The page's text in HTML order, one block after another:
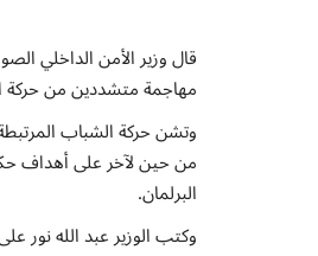
قال وزير الأمن الداخلي
مهاجمة متشددين من حركة
وتشن حركة الشباب
من حين لآخر على أهداف
البرلمان.
وكتب الوزير عبد الله نور